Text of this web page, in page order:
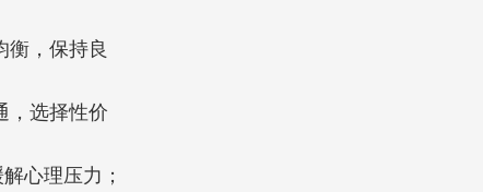
衡，保持良
，选择性价
心理压力；